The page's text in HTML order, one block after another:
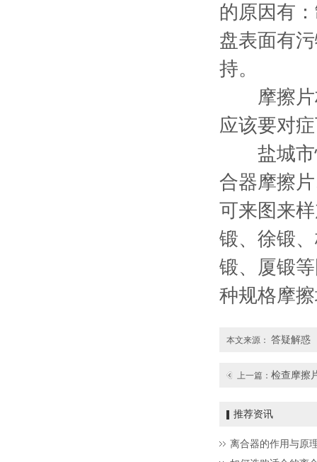
的原因有
盘表面有
持。
摩擦片材
应该要对
盐城市恒
合器摩擦
可来图来
锻、徐锻
锻、厦锻
种规格摩
本文来源： 答疑解惑
上一篇： 检查摩擦
推荐资讯
离合器的作用与原